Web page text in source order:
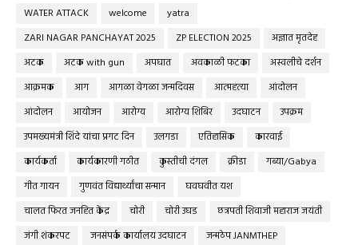
WATER ATTACK
welcome
yatra
ZARI NAGAR PANCHAYAT 2025
ZP ELECTION 2025
अज्ञात मृतदेह
अटक
अटक with gun अपघात अवकाळी फटका
अस्वलीचे दर्शन
आक्रमक
आग आगळा वेगळा जन्मदिवस आत्महत्या
आंदोलन
आंदोलन
आयोजन आरोग्य आरोग्य शिबिर उदघाटन
उपक्रम
उपमख्यमंत्री शिंदे यांचा प्रगट दिन
उलगडा एतिहासिक
कारवाई
कार्यकर्ता
कार्यकारणी गठीत कुस्तीची दंगल क्रीडा
गब्या/Gabya
गीत गायन
गुणवंत विद्यार्थ्यांचा सन्मान
घवघवीत यश
चालत फिरत जनहित केंद्र
चोरी चोरी उघड
छत्रपती शिवाजी महाराज जयंती
जंगी शंकरपट
जनसंपर्क कार्यालय उदघाटन
जन्मठेप JANMTHEP